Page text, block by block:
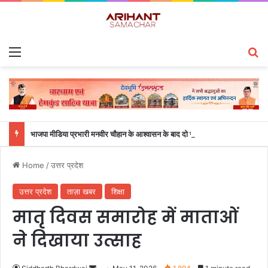
Home /उत्तर प्रदेश
उत्तर प्रदेश ताज़ा खबर शिक्षा
मातृ दिवस समारोह में माताओं
ने दिखाया उत्साह